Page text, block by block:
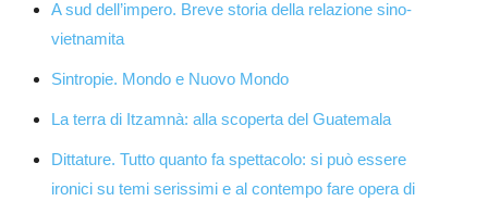
A sud dell’impero. Breve storia della relazione sino-
vietnamita
Sintropie. Mondo e Nuovo Mondo
La terra di Itzamnà: alla scoperta del Guatemala
Dittature. Tutto quanto fa spettacolo: si può essere
ironici su temi serissimi e al contempo fare opera di